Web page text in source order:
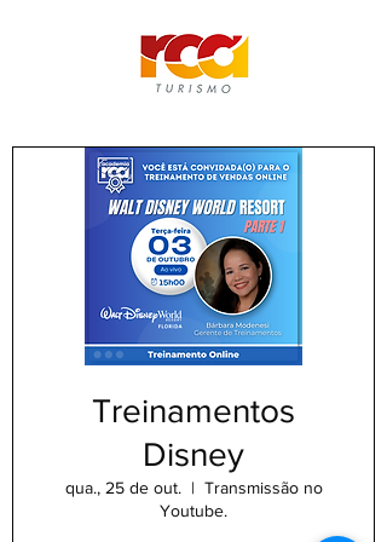
Treinamentos
Disney
qua., 25 de out.
  |
Transmissão no
Youtube.